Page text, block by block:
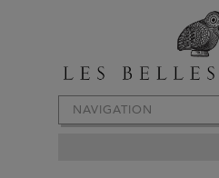
NAVIGATION